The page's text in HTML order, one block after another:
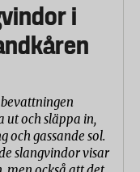
i
ut och släppa in,
och gassande sol.
slangvindor visar